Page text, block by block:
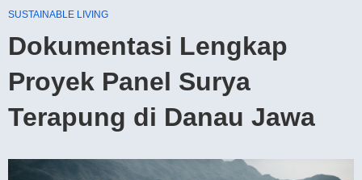
SUSTAINABLE LIVING
Dokumentasi Lengkap
Proyek Panel Surya
Terapung di Danau Jawa